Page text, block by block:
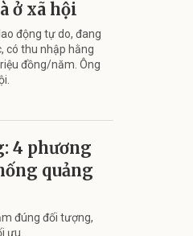
ở xã hội
động tự do, đang
có thu nhập hằng
đồng/năm. Ông
4 phương
quảng
đúng đối tượng,
ưu.